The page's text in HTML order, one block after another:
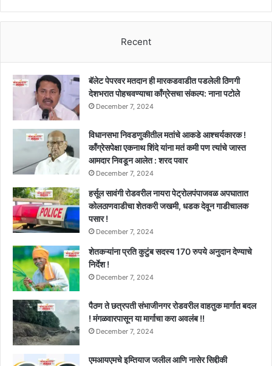
Recent
बॅलेट पेपरवर मतदान ही मारकडवाडीत पडलेली ठिणगी
देशभरात पोहचवण्याचा काँग्रेसचा संकल्प: नाना पटोले
December 7, 2024
विधानसभा निवडणुकीतील मतांचे आकडे आश्चर्यकारक !
काँग्रेसपेक्षा एकनाथ शिंदे यांना मतं कमी पण त्यांचे जास्त
आमदार निवडून आलेत : शरद पवार
December 7, 2024
हर्सूल सावंगी रोडवरील नायरा पेट्रोलपंपाजवळ अपघातात
कोलठाणवाडीचा शेतकरी जखमी, धडक देवून गाडीचालक
पसार !
December 7, 2024
शेतकऱ्यांना प्रति कुटुंब सदस्य 170 रुपये अनुदान देण्याचे
निर्देश !
December 7, 2024
पैठण ते छत्रपती संभाजीनगर रोडवरील वाहतुक मार्गात बदल
! मंगळवारपासून या मार्गाचा करा अवलंब !!
December 7, 2024
एमआयएमचे इम्तियाज जलील आणि नासेर सिद्दीकी